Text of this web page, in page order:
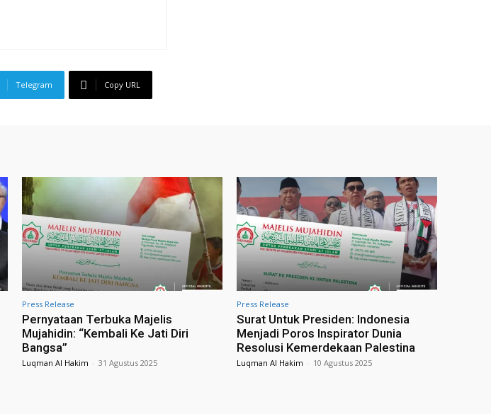
Telegram Copy URL
Press Release
Pernyataan Terbuka Majelis
Mujahidin: “Kembali Ke Jati Diri
Bangsa”
Luqman Al Hakim - 31 Agustus 2025
Press Release
Surat Untuk Presiden: Indonesia
Menjadi Poros Inspirator Dunia
Resolusi Kemerdekaan Palestina
Luqman Al Hakim - 10 Agustus 2025